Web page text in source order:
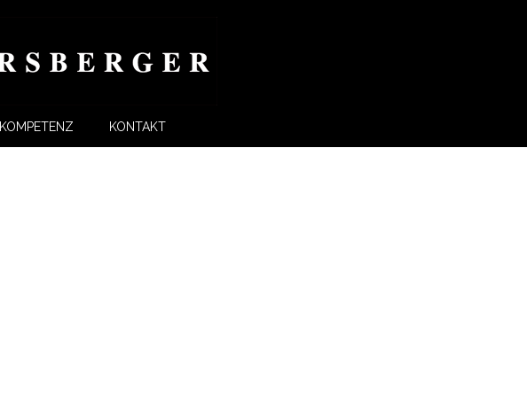
KOMPETENZ KONTAKT